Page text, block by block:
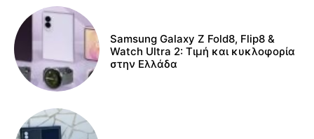
Samsung Galaxy Z Fold8, Flip8 &
Watch Ultra 2: Τιμή και κυκλοφορία
στην Ελλάδα